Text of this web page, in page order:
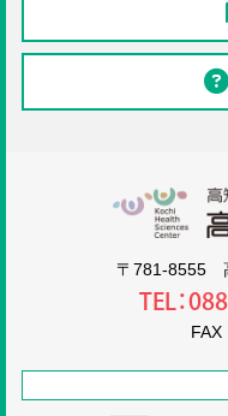
〒781-8555
TEL：